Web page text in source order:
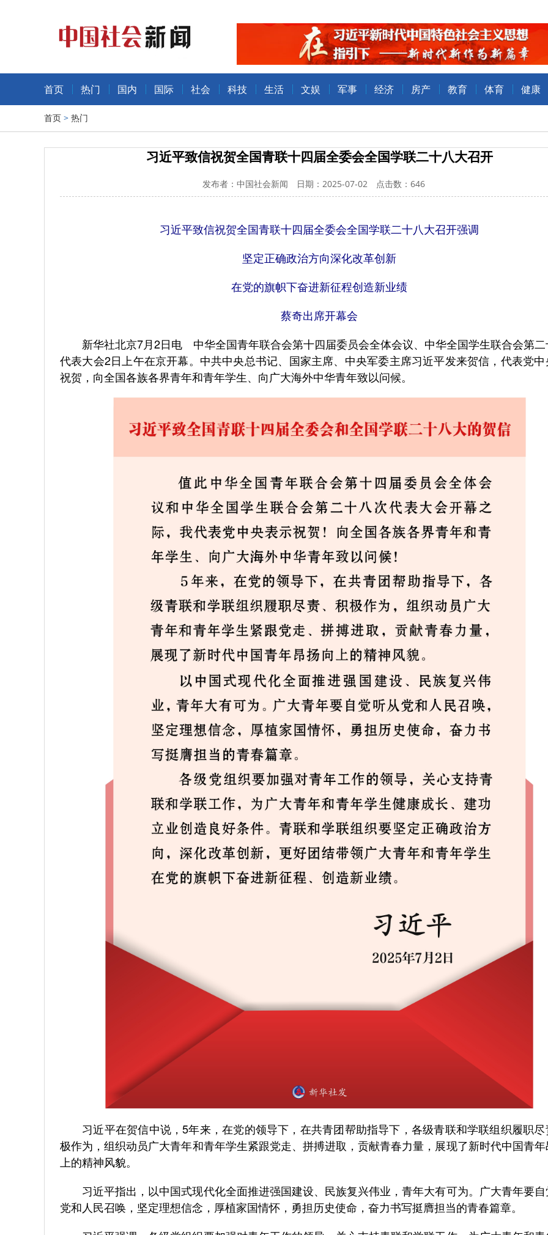
首页 热门 国内 国际 社会 科技 生活 文娱 军事 经济 房产 教育 体育 健康
首页 > 热门
习近平致信祝贺全国青联十四届全委会全国学联二十八大召开
发布者：中国社会新闻 日期：2025-07-02 点击数： 646
习近平致信祝贺全国青联十四届全委会全国学联二十八大召开强调
坚定正确政治方向深化改革创新
在党的旗帜下奋进新征程创造新业绩
蔡奇出席开幕会
新华社北京7月2日电 中华全国青年联合会第十四届委员会全体会议、中华全国学生联合会第二
代表大会2日上午在京开幕。中共中央总书记、国家主席、中央军委主席习近平发来贺信，代表党
祝贺，向全国各族各界青年和青年学生、向广大海外中华青年致以问候。
习近平在贺信中说，5年来，在党的领导下，在共青团帮助指导下，各级青联和学联组织履职尽
极作为，组织动员广大青年和青年学生紧跟党走、拼搏进取，贡献青春力量，展现了新时代中国青
上的精神风貌。
习近平指出，以中国式现代化全面推进强国建设、民族复兴伟业，青年大有可为。广大青年要自
党和人民召唤，坚定理想信念，厚植家国情怀，勇担历史使命，奋力书写挺膺担当的青春篇章。